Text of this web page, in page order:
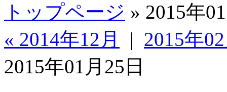
トップページ » 2015年
« 2014年12月
| 2015年
2015年01月25日